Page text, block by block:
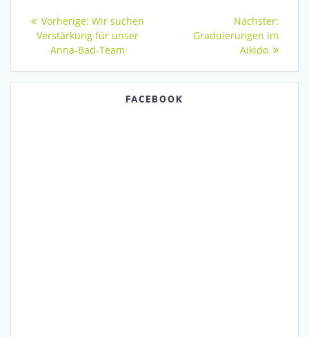
Beitragsnavigation
Vorherige: Vorheriger
Beitrag:
Wir suchen
Verstärkung für unser
Anna-Bad-Team
Nächster:
Graduierungen im
Aikido
FACEBOOK